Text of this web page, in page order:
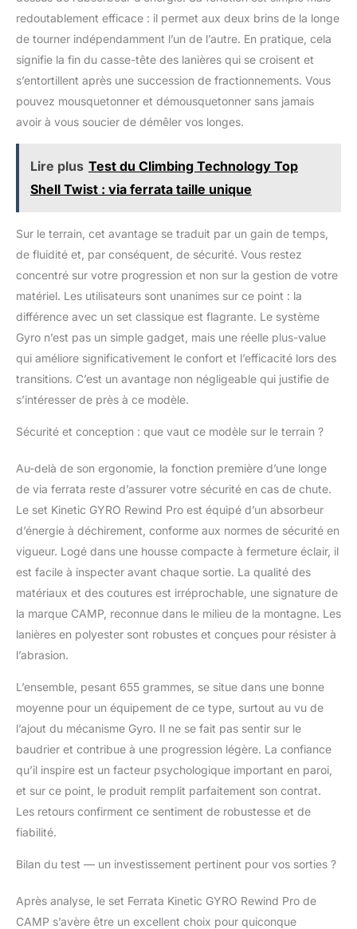
redoutablement efficace : il permet aux deux brins de la longe
de tourner indépendamment l’un de l’autre. En pratique, cela
signifie la fin du casse-tête des lanières qui se croisent et
s’entortillent après une succession de fractionnements. Vous
pouvez mousquetonner et démousquetonner sans jamais
avoir à vous soucier de démêler vos longes.
Lire plus Test du Climbing Technology Top
Shell Twist : via ferrata taille unique
Sur le terrain, cet avantage se traduit par un gain de temps,
de fluidité et, par conséquent, de sécurité. Vous restez
concentré sur votre progression et non sur la gestion de votre
matériel. Les utilisateurs sont unanimes sur ce point : la
différence avec un set classique est flagrante. Le système
Gyro n’est pas un simple gadget, mais une réelle plus-value
qui améliore significativement le confort et l’efficacité lors des
transitions. C’est un avantage non négligeable qui justifie de
s’intéresser de près à ce modèle.
Sécurité et conception : que vaut ce modèle sur le terrain ?
Au-delà de son ergonomie, la fonction première d’une longe
de via ferrata reste d’assurer votre sécurité en cas de chute.
Le set Kinetic GYRO Rewind Pro est équipé d’un absorbeur
d’énergie à déchirement, conforme aux normes de sécurité en
vigueur. Logé dans une housse compacte à fermeture éclair, il
est facile à inspecter avant chaque sortie. La qualité des
matériaux et des coutures est irréprochable, une signature de
la marque CAMP, reconnue dans le milieu de la montagne. Les
lanières en polyester sont robustes et conçues pour résister à
l’abrasion.
L’ensemble, pesant 655 grammes, se situe dans une bonne
moyenne pour un équipement de ce type, surtout au vu de
l’ajout du mécanisme Gyro. Il ne se fait pas sentir sur le
baudrier et contribue à une progression légère. La confiance
qu’il inspire est un facteur psychologique important en paroi,
et sur ce point, le produit remplit parfaitement son contrat.
Les retours confirment ce sentiment de robustesse et de
fiabilité.
Bilan du test — un investissement pertinent pour vos sorties ?
Après analyse, le set Ferrata Kinetic GYRO Rewind Pro de
CAMP s’avère être un excellent choix pour quiconque